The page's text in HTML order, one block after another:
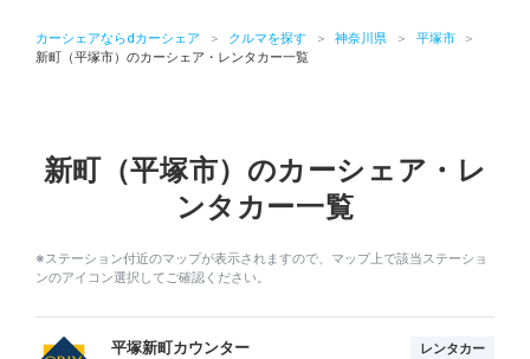
カーシェアならdカーシェア クルマを探す 神奈川県
平塚市
新町（平塚市）のカーシェア・レンタカー一覧
新町（平塚市）のカーシェア・レ
ンタカー一覧
※ステーション付近のマップが表示されますので、マップ上で該当ステーショ
ンのアイコン選択してご確認ください。
平塚新町カウンター レンタカー
特集
アプリの使い方